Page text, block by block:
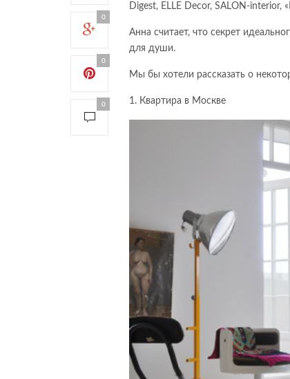
0
0
0
Digest, ELLE Decor, SALON-interior,
Анна считает, что секрет
для души.
Мы бы хотели рассказать о
1. Квартира в Москве